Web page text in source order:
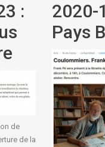
:
de
de la
2020-
Pays